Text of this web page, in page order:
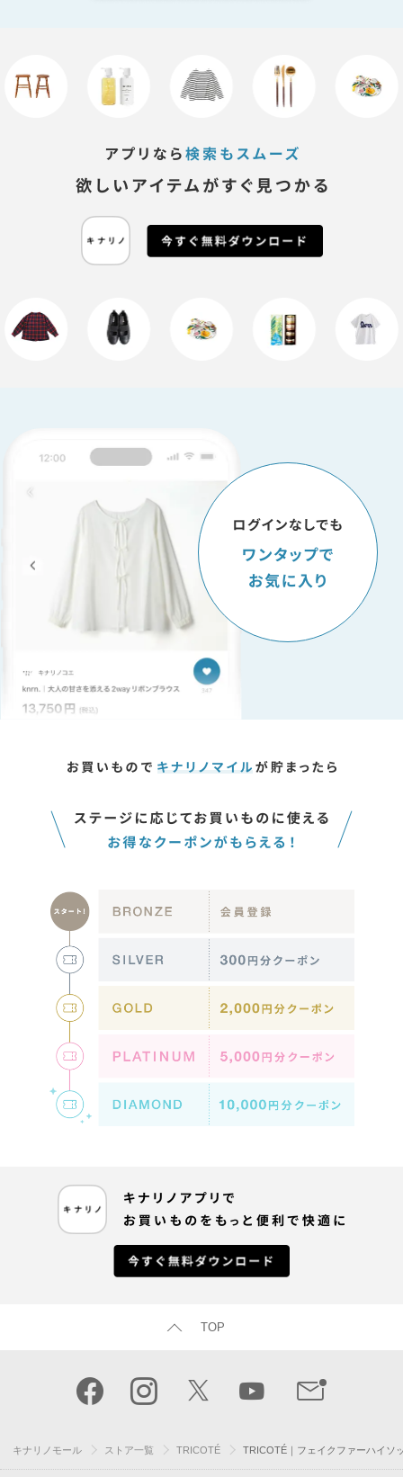
TOP
キナリノモール ストア一覧 TRICOTÉ TRICOTÉ｜フェイクファーハイソ